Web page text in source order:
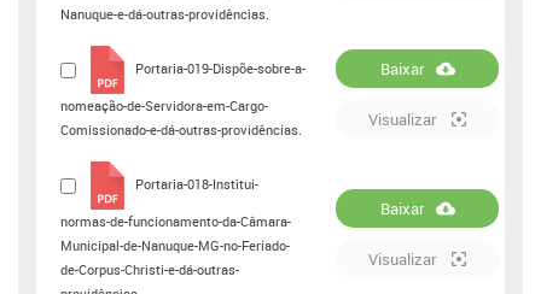
Nanuque-e-dá-outras-providências.
Portaria-019-Dispõe-sobre-a-
nomeação-de-Servidora-em-Cargo-
Comissionado-e-dá-outras-providências.
Baixar
Visualizar
Portaria-018-Institui-
normas-de-funcionamento-da-Câmara-
Municipal-de-Nanuque-MG-no-Feriado-
de-Corpus-Christi-e-dá-outras-
Baixar
Visualizar